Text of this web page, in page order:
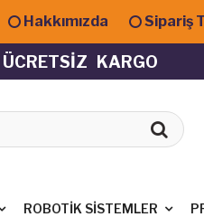
Hakkımızda Sipariş
ÜCRETSİZ KARGO
ROBOTIK SISTEMLER